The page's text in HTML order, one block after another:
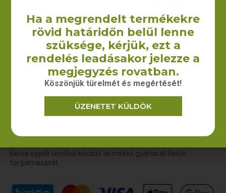
– 20×20 cm/35×35 cm
340Ft – 430Ft +ÁFA
OPCIÓK VÁLASZTÁSA
50×100 cm
590Ft +ÁFA
KOSÁRBA TESZEM
A Yourcontact Marketing és Reklámügynökség Kft. keretein
illetve egyéb textilből készült termékek gyártását illetve
forgalmazását.
Ha a megrendelt termékekre
rövid határidőn belül lenne
szüksége, kérjük, ezt a
rendelés leadásakor jelezze a
megjegyzés rovatban.
Köszönjük türelmét és megértését!
ÜZENETET KÜLDÖK